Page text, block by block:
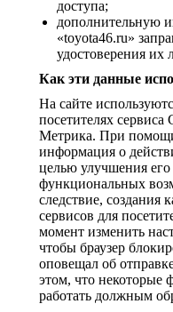
доступа;
дополнительную
«toyota46.ru»
удостоверения их
Как эти данные
На сайте
посетителях
Метрика. При
информация о
целью улучшения
функциональных
следствие, создания
сервисов для
момент изменить
чтобы браузер
оповещал об
этом, что некоторые
работать должным